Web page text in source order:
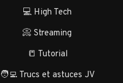
💻 High Tech
📀 Streaming
📒 Tutorial
🧑‍💻 Trucs et astuces JV